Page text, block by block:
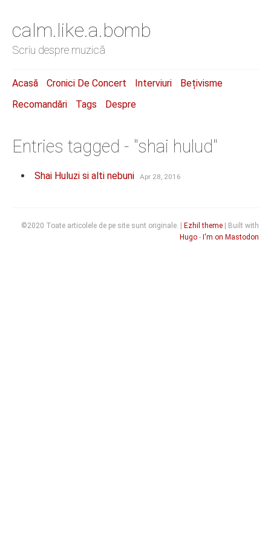
calm.like.a.bomb
Scriu despre muzică
Acasă Cronici De Concert Interviuri
Bețivisme
Recomandări
Tags Despre
Entries tagged - "shai hulud"
Shai Huluzi si alti nebuni Apr 28, 2016
©2020 Toate articolele de pe site sunt originale. | Ezhil theme | Built with
Hugo - I'm on Mastodon